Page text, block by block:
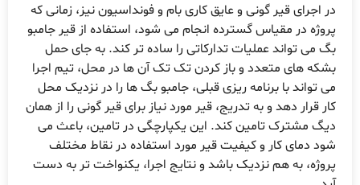
اجرای قیر گونی و عایق کاری بام و فونداسیون نیز، زمانی که
در مقیاس گسترده انجام می شود، استفاده از قیر جامبو
می تواند عملیات تدارکاتی را ساده تر کند. به جای حمل
های متعدد و باز کردن تک تک آن ها در محل، تیم اجرا
تواند با برنامه ریزی قبلی، جامبو بگ ها را در نزدیک محل
قرار دهد و به تدریج، قیر مورد نیاز برای قیر گونی را از همان
مشترک تامین کند. این یکپارچگی در تامین، باعث می
دمای کار و کیفیت قیر مورد استفاده در نقاط مختلف
به هم نزدیک باشد و نتایج اجرا، یکنواخت تر به دست